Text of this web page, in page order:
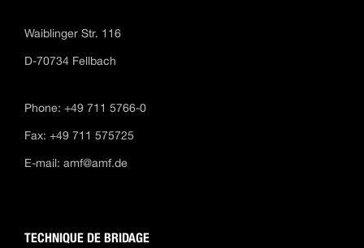
Waiblinger Str. 116
D-70734 Fellbach
Phone: +49 711 5766-0
Fax: +49 711 575725
E-mail: amf@amf.de
TECHNIQUE DE BRIDAGE